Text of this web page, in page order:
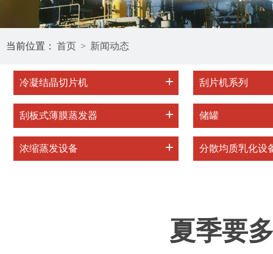
当前位置： 首页 > 新闻动态
冷凝结晶切片机 + 刮片机系列
刮板式薄膜蒸发器 + 储罐
浓缩蒸发设备 + 分散均质乳化设
夏季要